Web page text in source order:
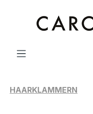
HAARKLAMMERN